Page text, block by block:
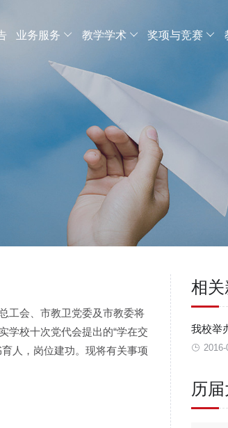
业务服务 教学学术 奖项与竞赛
工会、市教卫党委及市教委将
学校十次党代会提出的“学在交
人，岗位建功。现将有关事项
相关
我校举
2016-
历